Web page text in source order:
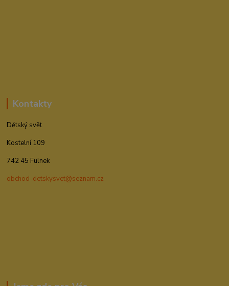
Kontakty
Dětský svět
Kostelní 109
742 45 Fulnek
obchod-detskysvet@seznam.cz